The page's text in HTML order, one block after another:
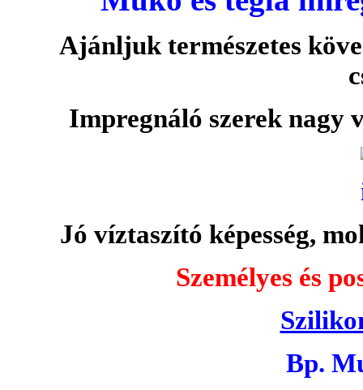
Ajánljuk természetes
Impregnáló szerek
Jó víztaszító képesség,
Személyes és
Bp.